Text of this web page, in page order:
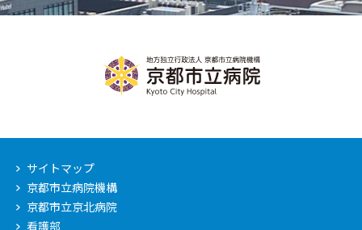
サイトマップ
京都市立病院機構
京都市立京北病院
看護部